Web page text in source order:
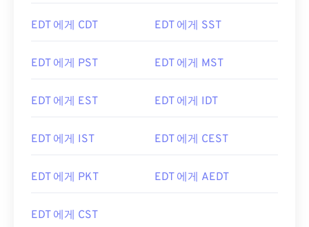
EDT 에게 CDT EDT 에게 SST
EDT 에게 PST EDT 에게 MST
EDT 에게 EST EDT 에게 IDT
EDT 에게 IST EDT 에게 CEST
EDT 에게 PKT EDT 에게 AEDT
EDT 에게 CST